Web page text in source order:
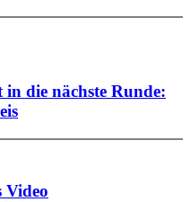
die nächste Runde:
Video